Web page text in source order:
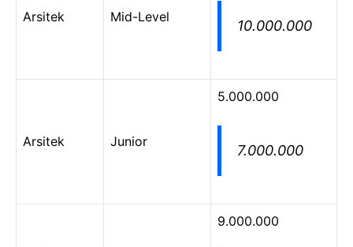
Arsitek Mid-Level
10.000.000
Arsitek Junior
5.000.000
7.000.000
9.000.000